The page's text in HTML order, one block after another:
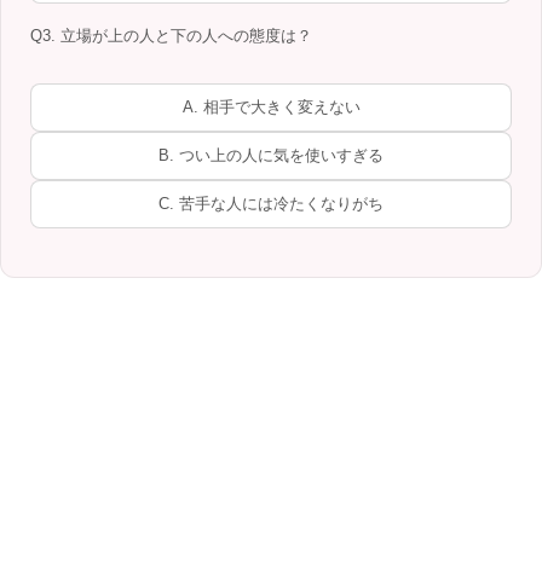
Q3. 立場が上の人と下の人への態度は？
A. 相手で大きく変えない
B. つい上の人に気を使いすぎる
C. 苦手な人には冷たくなりがち